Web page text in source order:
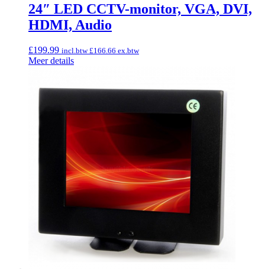
24″ LED CCTV-monitor, VGA, DVI,
HDMI, Audio
£199.99 incl.btw£166.66 ex.btw
Meer details